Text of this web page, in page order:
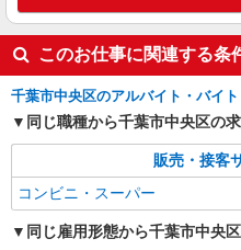
このお仕事に関連する条
千葉市中央区のアルバイト・バイ
同じ職種から千葉市中央区の
販売・接客
コンビニ・スーパー
同じ雇用形態から千葉市中央